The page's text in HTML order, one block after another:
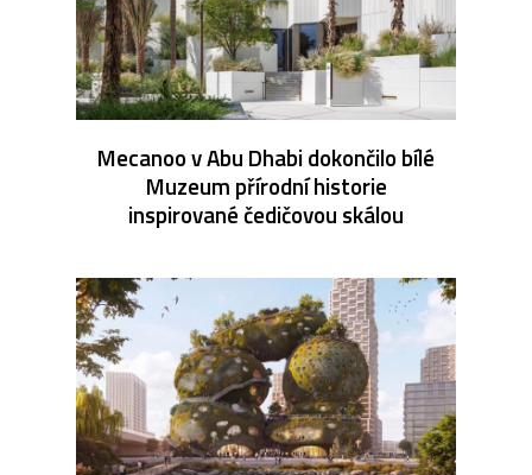
Mecanoo v Abu Dhabi dokončilo bílé
Muzeum přírodní historie
inspirované čedičovou skálou